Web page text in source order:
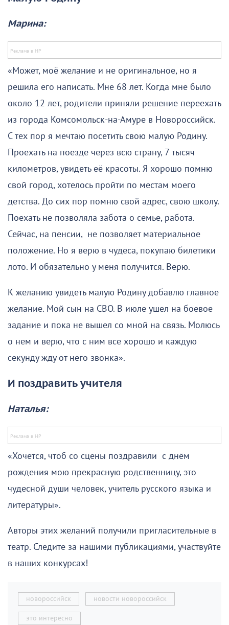
Марина:
«Может, моё желание и не оригинальное, но я
решила его написать. Мне 68 лет. Когда мне было
около 12 лет, родители приняли решение переехать
из города Комсомольск-на-Амуре в Новороссийск.
С тех пор я мечтаю посетить свою малую Родину.
Проехать на поезде через всю страну, 7 тысяч
километров, увидеть её красоты. Я хорошо помню
свой город, хотелось пройти по местам моего
детства. До сих пор помню свой адрес, свою школу.
Поехать не позволяла забота о семье, работа.
Сейчас, на пенсии, не позволяет материальное
положение. Но я верю в чудеса, покупаю билетики
лото. И обязательно у меня получится. Верю.
К желанию увидеть малую Родину добавлю главное
желание. Мой сын на СВО. В июле ушел на боевое
задание и пока не вышел со мной на связь. Молюсь
о нем и верю, что с ним все хорошо и каждую
секунду жду от него звонка».
И поздравить учителя
Наталья:
«Хочется, чтоб со сцены поздравили с днём
рождения мою прекрасную родственницу, это
чудесной души человек, учитель русского языка и
литературы».
Авторы этих желаний получили пригласительные в
театр. Следите за нашими публикациями, участвуйте
в наших конкурсах!
новороссийск новости новороссийск
это интересно